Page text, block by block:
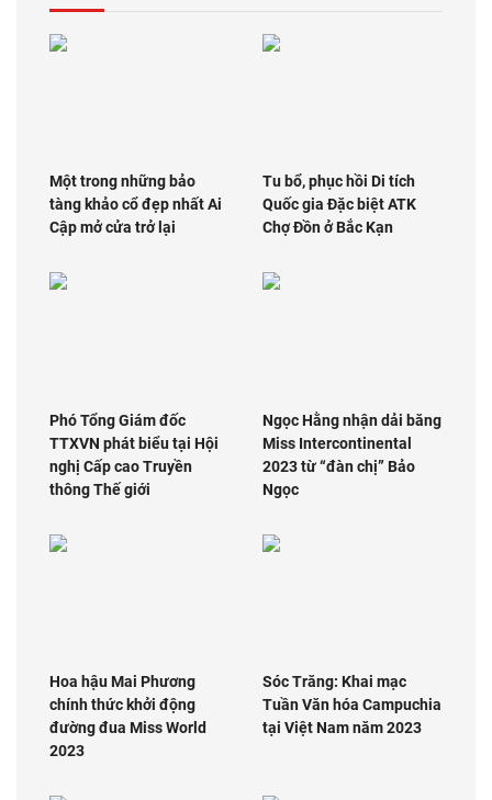
Một trong những bảo
tàng khảo cổ đẹp nhất Ai
Cập mở cửa trở lại
Tu bổ, phục hồi Di tích
Quốc gia Đặc biệt ATK
Chợ Đồn ở Bắc Kạn
Phó Tổng Giám đốc
TTXVN phát biểu tại Hội
nghị Cấp cao Truyền
thông Thế giới
Ngọc Hằng nhận dải băng
Miss Intercontinental
2023 từ “đàn chị” Bảo
Ngọc
Hoa hậu Mai Phương
chính thức khởi động
đường đua Miss World
2023
Sóc Trăng: Khai mạc
Tuần Văn hóa Campuchia
tại Việt Nam năm 2023